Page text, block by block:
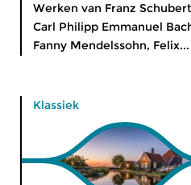
Werken van Franz
Carl Philipp Emmanuel
Fanny Mendelssohn, Felix...
Klassiek